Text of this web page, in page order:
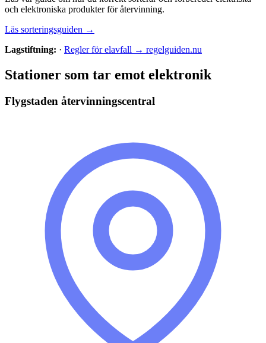
och elektroniska produkterför återvinning.
Läs sorteringsguiden →
Lagstiftning: · Regler för elavfall → regelguiden.nu
Stationer som tar emot elektronik
Flygstaden återvinningscentral